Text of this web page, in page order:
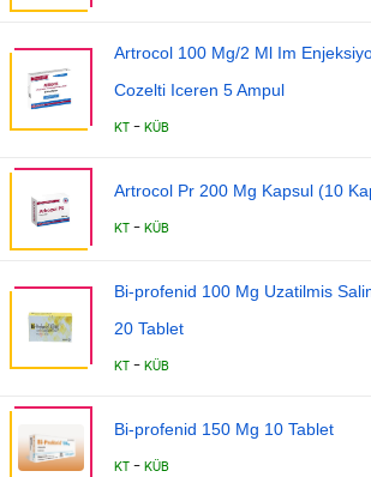
Artrocol 100 Mg/2 Ml Im
Cozelti Iceren 5 Ampul
KT - KÜB
Artrocol Pr 200 Mg Kapsul (10
KT - KÜB
Bi-profenid 100 Mg Uzatilmis
20 Tablet
KT - KÜB
Bi-profenid 150 Mg 10 Tablet
KT - KÜB